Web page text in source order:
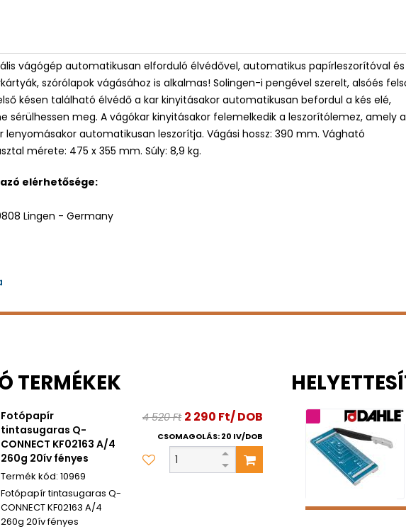
vágógép automatikusan elforduló élvédővel, automatikus papírleszorítóval és
szórólapok vágásához is alkalmas! Solingen-i pengével szerelt, alsóés
késen található élvédő a kar kinyitásakor automatikusan befordul a kés elé,
sérülhessen meg. A vágókar kinyitásakor felemelkedik a leszorítólemez, amely
automatikusan leszorítja. Vágási hossz: 390 mm. Vágható
mérete: 475 x 355 mm. Súly: 8,9 kg.
elérhetősége:
Lingen - Germany
TERMÉKEK
Fotópapír
tintasugaras Q-
CONNECT KF02163 A/4
260g 20ív fényes
10969
Fotópapír tintasugaras Q-
CONNECT KF02163 A/4
260g 20ív fényes
4 520 Ft 2 290 Ft/ DOB
CSOMAGOLÁS: 20 IV/DOB
2 év garancia